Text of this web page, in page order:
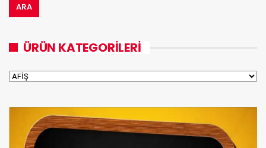
ARA
ÜRÜN KATEGORILERI